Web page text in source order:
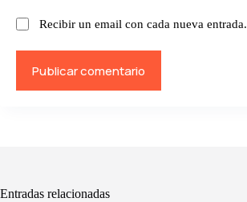
Recibir un email con cada nueva entrada.
Publicar comentario
Entradas relacionadas